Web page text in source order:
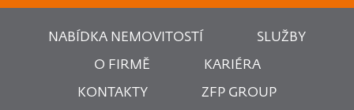
NABÍDKA NEMOVITOSTÍ SLUŽBY
O FIRMĚ KARIÉRA
KONTAKTY ZFP GROUP